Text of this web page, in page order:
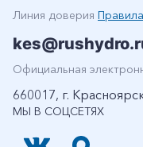
МЫ В СОЦСЕТЯХ
Линия доверия
Официальная
660017, г.